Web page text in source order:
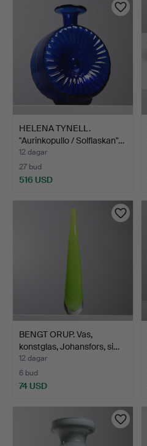
HELENA TYNELL.
"Aurinkopullo / Solflaskan"…
12 dagar
27 bud
516 USD
BENGT ORUP. Vas,
konstglas, Johansfors, si…
12 dagar
6 bud
74 USD